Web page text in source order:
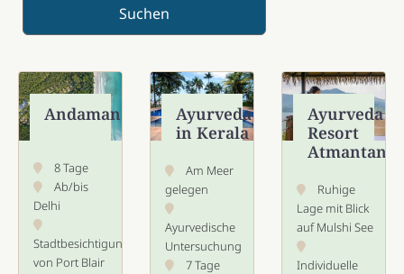
Andamanen
8 Tage
Ab/bis
Delhi
Stadtbesichtigung
von Port Blair
Ayurveda
in Kerala
Am Meer
gelegen
Ayurvedische
Untersuchung
7 Tage
Ayurveda
Resort
Atmantan
Ruhige
Lage mit Blick
auf Mulshi See
Individuelle